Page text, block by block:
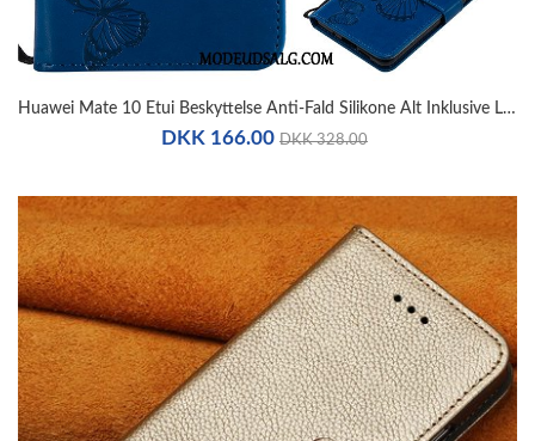
Huawei Mate 10 Etui Beskyttelse Anti-Fald Silikone Alt Inklusive Lædertaske
DKK 166.00 DKK 328.00